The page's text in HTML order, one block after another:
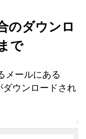
のダウンロ
で
メールにある
ウンロードされ